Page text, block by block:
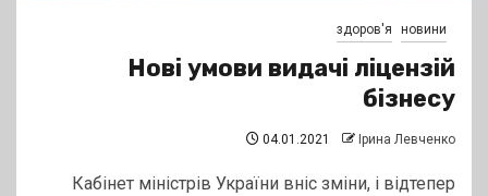
здоров'я новини
Нові умови видачі ліцензій
бізнесу
04.01.2021 Ірина Левченко
Кабінет міністрів України вніс зміни, і відтепер